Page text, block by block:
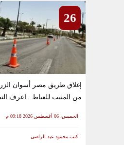
26
إغلاق طريق مصر أسوان
من المنيب للعياط.. اعرف
الخميس، 06 أغسطس 2026 09:18 م
كتب محمود عبد الراضي